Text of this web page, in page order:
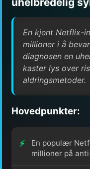
En kjent Netflix-
millioner i å
diagnosen en
kaster lys over
aldringsmetoder.
Hovedpunkter:
En populær
millioner på